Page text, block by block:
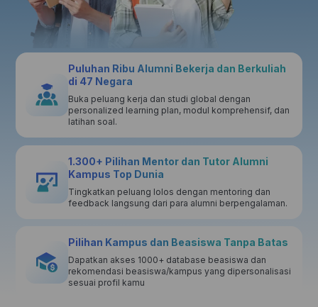
Puluhan Ribu Alumni Bekerja dan Berkuliah
di 47 Negara
Buka peluang kerja dan studi global dengan
personalized learning plan, modul komprehensif, dan
latihan soal.
1.300+ Pilihan Mentor dan Tutor Alumni
Kampus Top Dunia
Tingkatkan peluang lolos dengan mentoring dan
feedback langsung dari para alumni berpengalaman.
Pilihan Kampus dan Beasiswa Tanpa Batas
Dapatkan akses 1000+ database beasiswa dan
rekomendasi beasiswa/kampus yang dipersonalisasi
sesuai profil kamu